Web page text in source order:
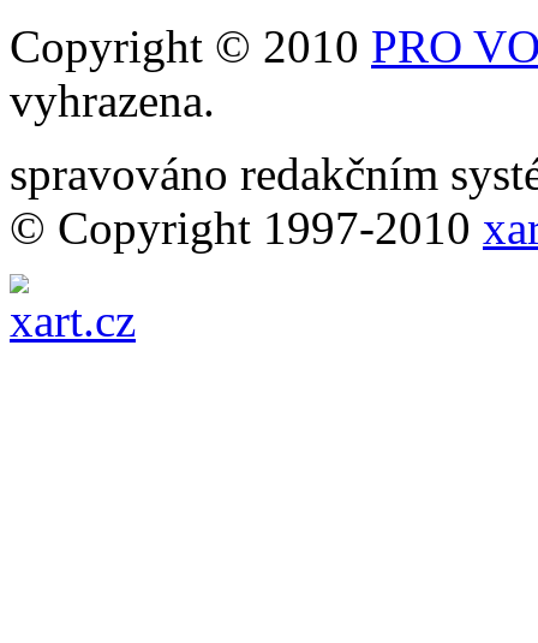
Copyright © 2010 PRO
vyhrazena.
spravováno redakčním
© Copyright 1997-2010